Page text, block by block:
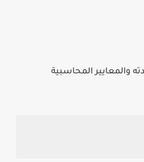
والمعايير المحاسبية